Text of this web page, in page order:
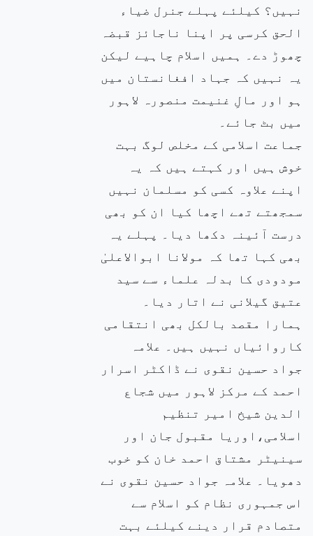
نہیں؟ کیلئے پہلے جنرل ضیاء
الحق کرسی پر اپنا ناجائز قبضہ
چھوڑ دے۔ ہمیں اسلام چاہیے لیکن
یہ نہیں کہ جہاد افغانستان میں
ہو اور مالِ غنیمت منصورہ لاہور
میں بٹ جائے۔
جماعت اسلامی کے مخلص لوگ بہت
خوش ہیں اور کہتے ہیں کہ یہ
اپنے علاوہ کسی کو مسلمان نہیں
سمجھتے تھے اچھا کیا ان کو بھی
درست آئینہ دکھا دیا۔ پہلے یہ
بھی کہا تھا کہ مولانا ابوالاعلیٰ
مودودی کا بدلہ علماء سے سید
عتیق گیلانی نے اتار دیا۔
ہمارا مقصد بالکل بھی انتقامی
کاروائیاں نہیں ہیں۔ علامہ
جواد حسین نقوی نے ڈاکٹر اسرار
احمد کے مرکز لاہور میں شجاع
الدین شیخ امیر تنظیم
اسلامی،اوریا مقبول جان اور
سینیٹر مشتاق احمد خان کو خوب
دھویا۔ علامہ جواد حسین نقوی نے
اس جمہوری نظام کو اسلام سے
متصادم قرار دینے کیلئے بہت